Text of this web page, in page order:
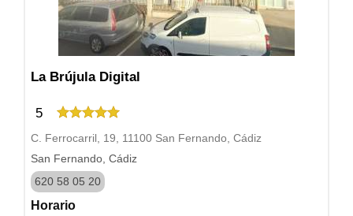
La Brújula Digital
5
C. Ferrocarril, 19, 11100 San Fernando, Cádiz
San Fernando, Cádiz
620 58 05 20
Horario